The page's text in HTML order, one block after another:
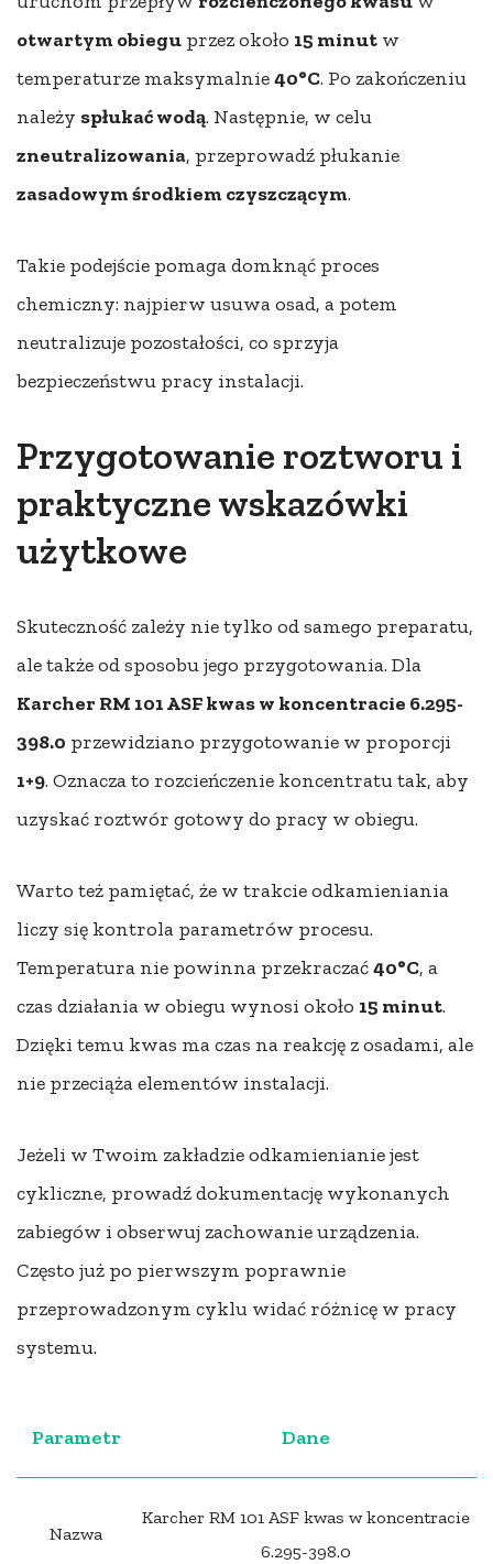
otwartym obiegu przez około 15 minut w
temperaturze maksymalnie40°C. Po zakończeniu
należy spłukać wodą. Następnie, w celu
zneutralizowania, przeprowadź płukanie
zasadowym środkiem czyszczącym.
Takie podejście pomaga domknąć proces
chemiczny: najpierw usuwa osad, a potem
neutralizuje pozostałości, co sprzyja
bezpieczeństwu pracy instalacji.
Przygotowanie roztworu i
praktyczne wskazówki
użytkowe
Skuteczność zależy nie tylko od samego preparatu,
ale także od sposobu jego przygotowania. Dla
Karcher RM 101 ASF kwas w koncentracie 6.295-
398.0 przewidziano przygotowanie w proporcji
1+9. Oznacza to rozcieńczenie koncentratu tak, aby
uzyskać roztwór gotowy do pracy w obiegu.
Warto też pamiętać, że w trakcie odkamieniania
liczy się kontrola parametrów procesu.
Temperatura nie powinna przekraczać40°C, a
czas działania w obiegu wynosi około 15 minut.
Dzięki temu kwas ma czas na reakcję z osadami, ale
nie przeciąża elementów instalacji.
Jeżeli w Twoim zakładzie odkamienianie jest
cykliczne, prowadź dokumentację wykonanych
zabiegów i obserwuj zachowanie urządzenia.
Często już po pierwszym poprawnie
przeprowadzonym cyklu widać różnicę w pracy
systemu.
Parametr Dane
Nazwa
Karcher RM 101 ASF kwas w koncentracie
6.295-398.0